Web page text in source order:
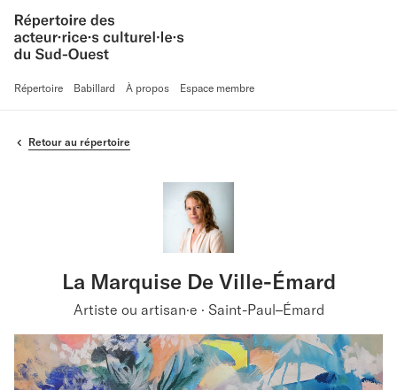
Répertoire Babillard À propos Espace membre
Retour au répertoire
La Marquise De Ville-Émard
Artiste ou artisan·e · Saint-Paul–Émard